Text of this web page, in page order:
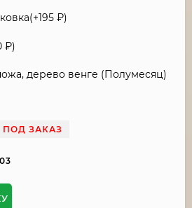
195 ₽)
₽)
дерево венге (Полумесяц)
ПОД ЗАКАЗ